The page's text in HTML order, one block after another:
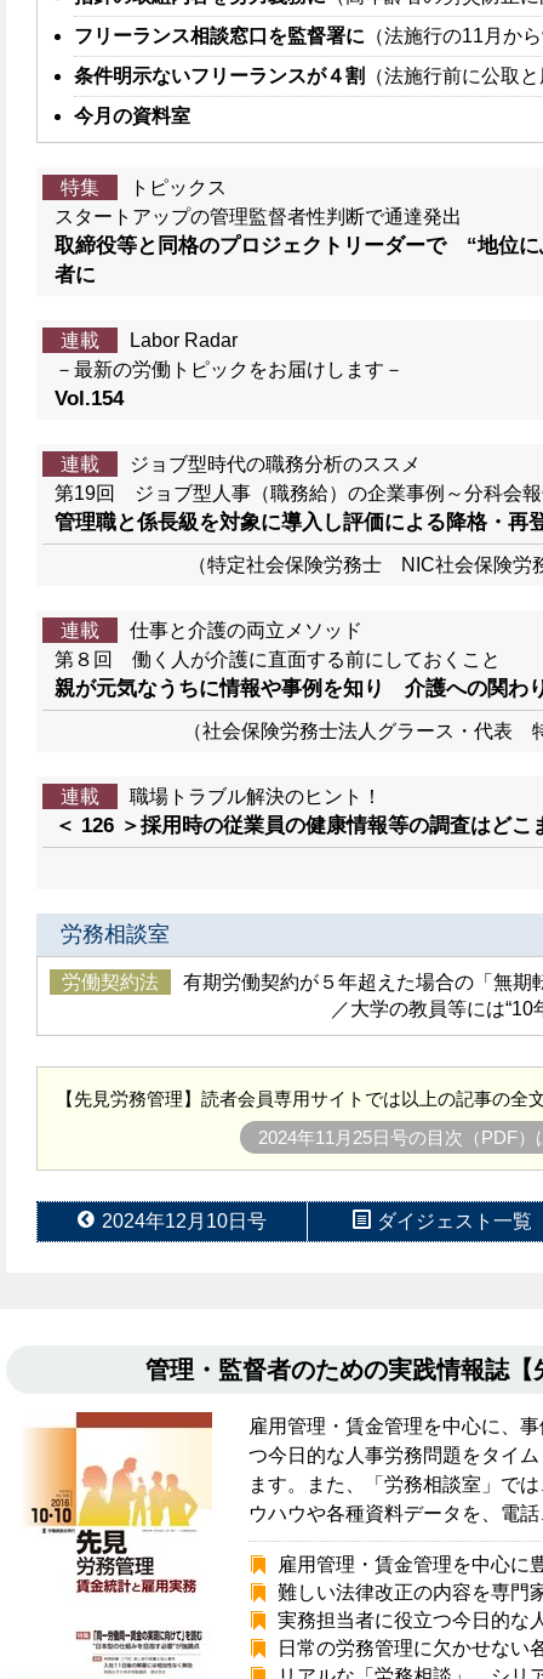
フリーランス相談窓口を監督署に （法施行の11月か
条件明示ないフリーランスが４割
（法施行前に公取
今月の資料室
特集
トピックス
スタートアップの管理監督者性判断で通達発出
取締役等と同格のプロジェクトリーダーで “地位
者に
連載
Labor Radar
－最新の労働トピックをお届けします－
Vol.154
連載
ジョブ型時代の職務分析のススメ
第19回 ジョブ型人事（職務給）の企業事例～分科会
管理職と係長級を対象に導入し評価による降格・再
（特定社会保険労務士 NIC社会保険
連載
仕事と介護の両立メソッド
第８回 働く人が介護に直面する前にしておくこと
親が元気なうちに情報や事例を知り 介護への関わ
（社会保険労務士法人グラース・代
連載 職場トラブル解決のヒント！
＜ 126 ＞採用時の従業員の健康情報等の調査はどこ
労務相談室
労働契約法
有期労働契約が５年超えた場合の「無期
／大学の教員等には
【先見労務管理】読者会員専用サイトでは以上の記事の全
2024年11月25日号の目次（PDF
2024年12月10日号 ダイジェスト一覧
管理・監督者のための実践情報
雇用管理・賃金管理を中心に、
つ今日的な人事労務問題をタイ
ます。また、「労務相談室」で
ウハウや各種資料データを、電
雇用管理・賃金管理を中心に
難しい法律改正の内容を専門
実務担当者に役立つ今日的な
日常の労務管理に欠かせない